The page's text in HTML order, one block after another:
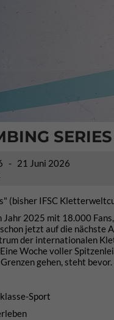
- 21 Juni 2026
(bisher IFSC
Jahr 2025 mit 18.000
jetzt auf die nächste
der internationalen
Woche voller
gehen, steht bevor.
Sport